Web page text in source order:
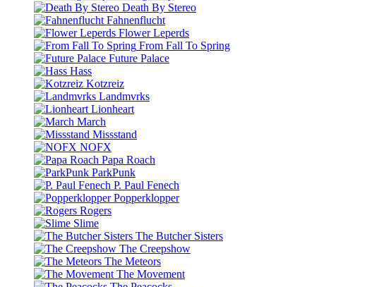
Death By Stereo
Fahnenflucht
Flower Leperds
From Fall To Spring
Future Palace
Hass
Kotzreiz
Landmvrks
Lionheart
March
Missstand
NOFX
Papa Roach
ParkPunk
P. Paul Fenech
Popperklopper
Rogers
Slime
The Butcher Sisters
The Creepshow
The Meteors
The Movement